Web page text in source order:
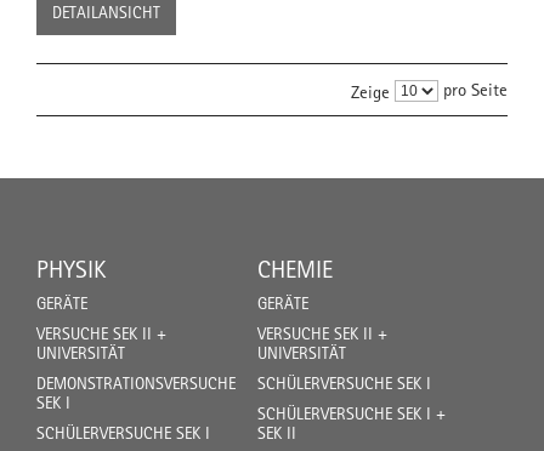
DETAILANSICHT
Zeige pro Seite
PHYSIK
GERÄTE
VERSUCHE SEK II +
UNIVERSITÄT
DEMONSTRATIONSVERSUCHE
SEK I
SCHÜLERVERSUCHE SEK I
CHEMIE
GERÄTE
VERSUCHE SEK II +
UNIVERSITÄT
SCHÜLERVERSUCHE SEK I
SCHÜLERVERSUCHE SEK I +
SEK II